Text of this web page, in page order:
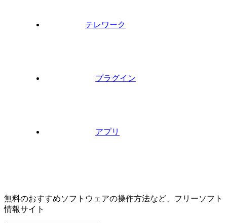
テレワーク
プラグイン
アプリ
無料のおすすめソフトウェアの操作方法など、フリーソフト
情報サイト